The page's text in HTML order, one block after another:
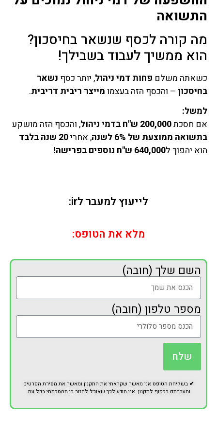
התשואה
מה קורה לכסף שנשאר בחיסכון?
הוא ממשיך לעבוד בשבילך!
כשאתה משלם פחות דמי ניהול, יותר כסף נשאר
בחיסכון – והכסף הזה בעצמומייצר ריבית דריבית.
למשל:
אם חסכת200,000 ש"ח בדמי ניהול
, והכסף הזה מושקע
בתשואה ממוצעת של 6% לשנה
, אחרי20 שנה בלבד
הוא יהפוך ל640,000 ש"ח נוספים בפרישה!
לייעוץ למעבר לir:
מלא את הטופס:
השם שלך (חובה)
מספר טלפון (חובה)
שלח
✔ בשליחת הטופס אני מאשר שקראתי את התקנון ומאשר את מסירת הפרטים
והעברתם בכפוף לתקנון. אני מודע לכך שאוכל לחזור בי מהסכמתי בכל עת.